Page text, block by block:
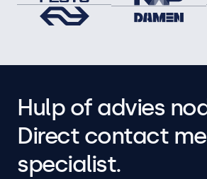
Hulp of advies
Direct contact
specialist.